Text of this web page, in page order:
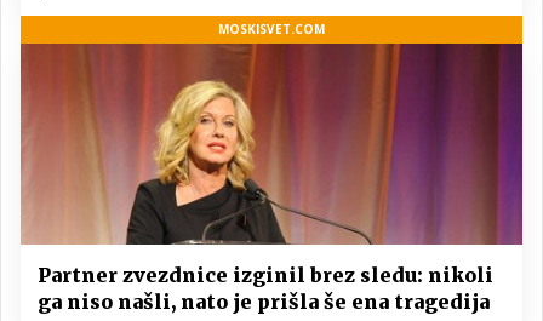
MOSKISVET.COM
Partner zvezdnice izginil brez sledu: nikoli
ga niso našli, nato je prišla še ena tragedija